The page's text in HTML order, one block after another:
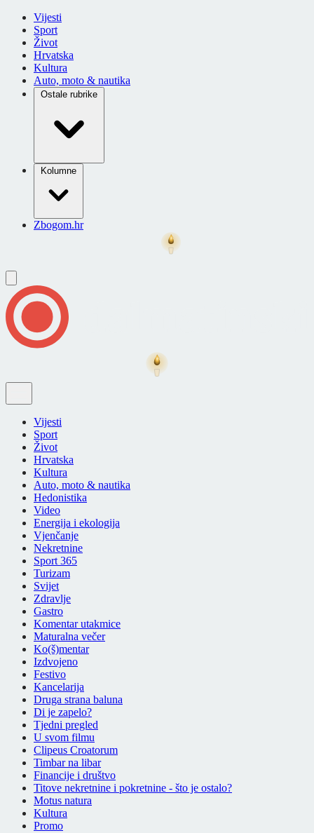
Vijesti
Sport
Život
Hrvatska
Kultura
Auto, moto & nautika
Ostale rubrike
Kolumne
Zbogom.hr
Vijesti
Sport
Život
Hrvatska
Kultura
Auto, moto & nautika
Hedonistika
Video
Energija i ekologija
Vjenčanje
Nekretnine
Sport 365
Turizam
Svijet
Zdravlje
Gastro
Komentar utakmice
Maturalna večer
Ko(š)mentar
Izdvojeno
Festivo
Kancelarija
Druga strana baluna
Di je zapelo?
Tjedni pregled
U svom filmu
Clipeus Croatorum
Timbar na libar
Financije i društvo
Titove nekretnine i pokretnine - što je ostalo?
Motus natura
Kultura
Promo